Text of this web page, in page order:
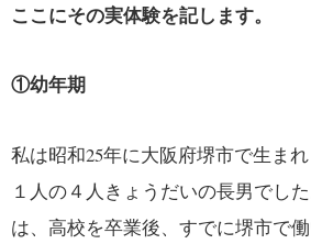
ここにその実体験を記します。
①幼年期
私は昭和25年に大阪府堺市で生ま
１人の４人きょうだいの長男でし
は、高校を卒業後、すでに堺市で